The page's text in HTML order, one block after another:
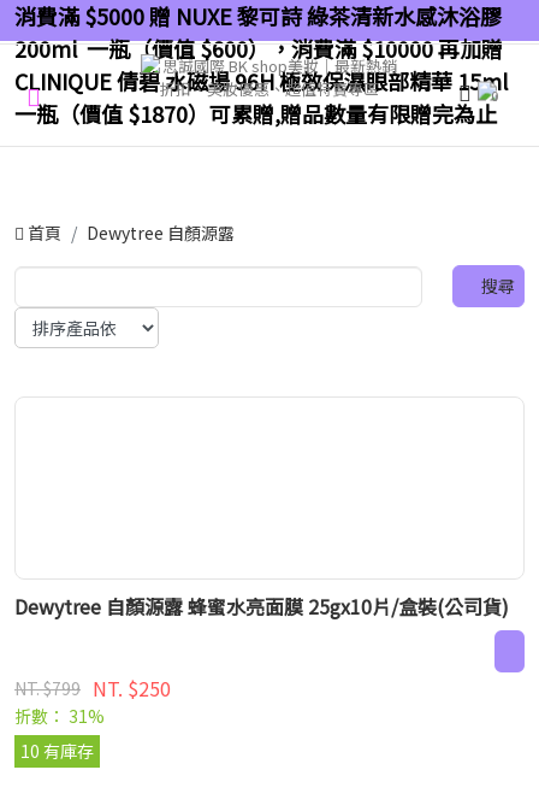
消費滿 $5000 贈 NUXE 黎可詩 綠茶清新水感沐浴膠
200ml 一瓶（價值 $600），消費滿 $10000 再加贈
CLINIQUE 倩碧 水磁場 96H 極效保濕眼部精華 15ml
一瓶（價值 $1870）可累贈,贈品數量有限贈完為止
0
首頁 Dewytree 自顏源露
Dewytree 自顏源露 蜂蜜水亮面膜 25gx10片/盒裝(公司貨)
NT. $799 NT. $250
折數： 31%
10 有庫存